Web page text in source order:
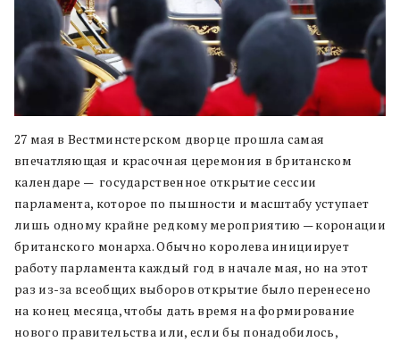
27 мая в Вестминстерском дворце прошла самая
впечатляющая и красочная церемония в британском
календаре — государственное открытие сессии
парламента, которое по пышности и масштабу уступает
лишь одному крайне редкому мероприятию — коронации
британского монарха. Обычно королева инициирует
работу парламента каждый год в начале мая, но на этот
раз из-за всеобщих выборов открытие было перенесено
на конец месяца, чтобы дать время на формирование
нового правительства или, если бы понадобилось,